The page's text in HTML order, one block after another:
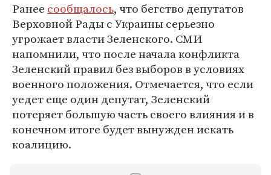
Ранее сообщалось, что бегство депутатов
Верховной Рады с Украины серьезно
угрожает власти Зеленского. СМИ
напомнили, что после начала конфликта
Зеленский правил без выборов в условиях
военного положения. Отмечается, что если
уедет еще один депутат, Зеленский
потеряет большую часть своего влияния и в
конечном итоге будет вынужден искать
коалицию.